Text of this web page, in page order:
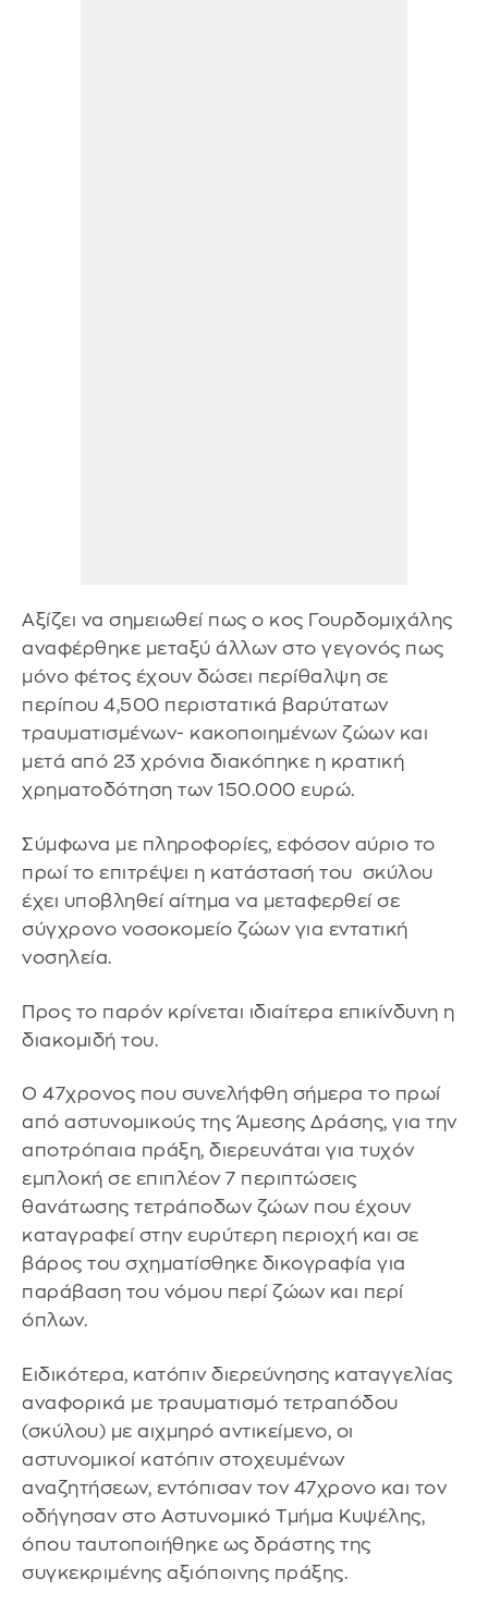
Αξίζει να σημειωθεί πως ο κος Γουρδομιχάλης
αναφέρθηκε μεταξύ άλλων στο γεγονός πως
μόνο φέτος έχουν δώσει περίθαλψη σε
περίπου 4,500 περιστατικά βαρύτατων
τραυματισμένων- κακοποιημένων ζώων και
μετά από 23 χρόνια διακόπηκε η κρατική
χρηματοδότηση των 150.000 ευρώ.
Σύμφωνα με πληροφορίες, εφόσον αύριο το
πρωί το επιτρέψει η κατάστασή του σκύλου
έχει υποβληθεί αίτημα να μεταφερθεί σε
σύγχρονο νοσοκομείο ζώων για εντατική
νοσηλεία.
Προς το παρόν κρίνεται ιδιαίτερα επικίνδυνη η
διακομιδή του.
Ο 47χρονος που συνελήφθη σήμερα το πρωί
από αστυνομικούς της Άμεσης Δράσης, για την
αποτρόπαια πράξη, διερευνάται για τυχόν
εμπλοκή σε επιπλέον 7 περιπτώσεις
θανάτωσης τετράποδων ζώων που έχουν
καταγραφεί στην ευρύτερη περιοχή και σε
βάρος του σχηματίσθηκε δικογραφία για
παράβαση του νόμου περί ζώων και περί
όπλων.
Ειδικότερα, κατόπιν διερεύνησης καταγγελίας
αναφορικά με τραυματισμό τετραπόδου
(σκύλου) με αιχμηρό αντικείμενο, οι
αστυνομικοί κατόπιν στοχευμένων
αναζητήσεων, εντόπισαν τον 47χρονο και τον
οδήγησαν στο Αστυνομικό Τμήμα Κυψέλης,
όπου ταυτοποιήθηκε ως δράστης της
συγκεκριμένης αξιόποινης πράξης.